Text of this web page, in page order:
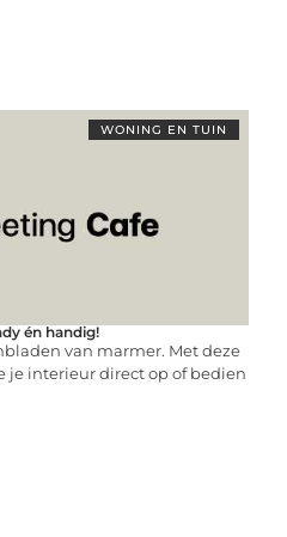
WONING EN TUIN
én handig!
van marmer. Met deze
interieur direct op of bedien